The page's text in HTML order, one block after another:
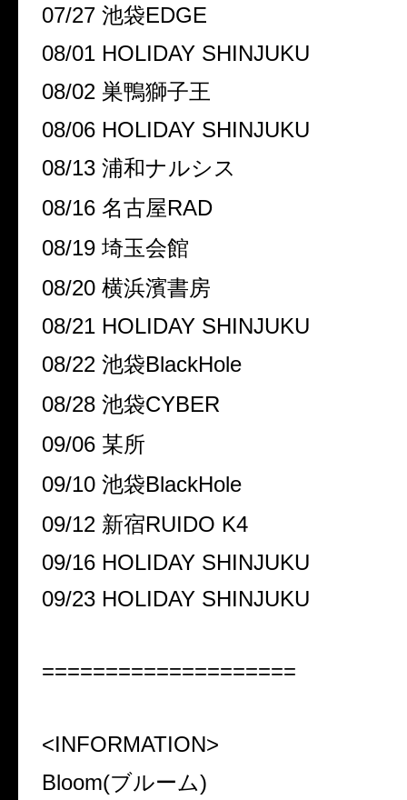
07/27 池袋EDGE
08/01 HOLIDAY SHINJUKU
08/02 巣鴨獅子王
08/06 HOLIDAY SHINJUKU
08/13 浦和ナルシス
08/16 名古屋RAD
08/19 埼玉会館
08/20 横浜濱書房
08/21 HOLIDAY SHINJUKU
08/22 池袋BlackHole
08/28 池袋CYBER
09/06 某所
09/10 池袋BlackHole
09/12 新宿RUIDO K4
09/16 HOLIDAY SHINJUKU
09/23 HOLIDAY SHINJUKU
====================
<INFORMATION>
Bloom(ブルーム)